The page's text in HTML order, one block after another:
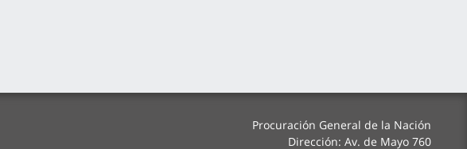
Procuración General de la Nación
Dirección: Av. de Mayo 760